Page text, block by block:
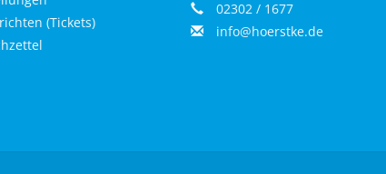
(Tickets)
02302 / 1677
info@hoerstke.de